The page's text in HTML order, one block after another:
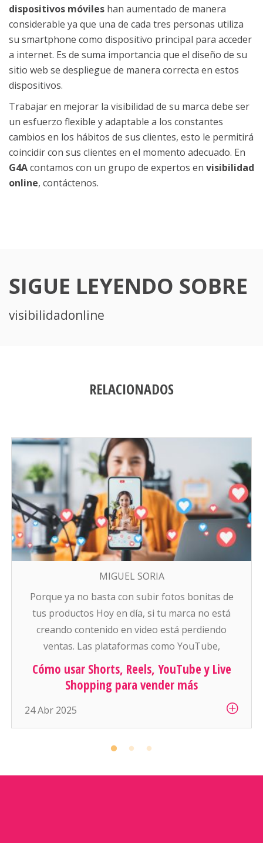
dispositivos móviles han aumentado de manera
considerable ya que una de cada tres personas utiliza
su smartphone como dispositivo principal para acceder
a internet. Es de suma importancia que el diseño de su
sitio web se despliegue de manera correcta en estos
dispositivos.
Trabajar en mejorar la visibilidad de su marca debe ser
un esfuerzo flexible y adaptable a los constantes
cambios en los hábitos de sus clientes, esto le permitirá
coincidir con sus clientes en el momento adecuado. En
G4Acontamos con un grupo de expertos en visibilidad
online, contáctenos.
SIGUE LEYENDO SOBRE
visibilidadonline
RELACIONADOS
MIGUEL SORIA
Porque ya no basta con subir fotos bonitas de
tus productos Hoy en día, si tu marca no está
creando contenido en video está perdiendo
ventas. Las plataformas como YouTube,
Instagram, Facebook y TikTok están empujando
con todo el contenido corto, vertical, y que se
consume rápido. Y para el ecommerce, esto se
Cómo usar Shorts, Reels, YouTube y Live
Shopping para vender más
24 Abr 2025